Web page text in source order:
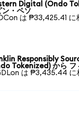
Digital (Ondo
ン・ペソ
は ₱33,425.41 に
Responsibly
Tokenized) から フ
は ₱3,435.44 に